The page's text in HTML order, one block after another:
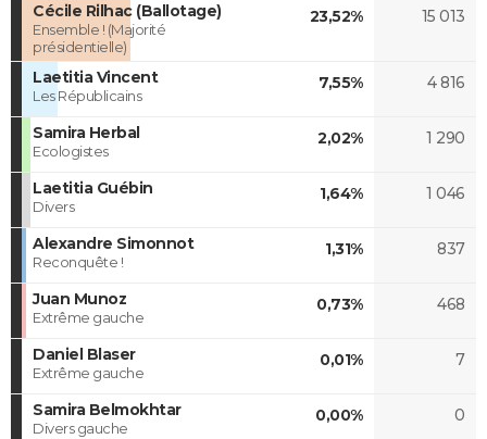
Cécile Rilhac (Ballotage)
Ensemble ! (Majorité
présidentielle)
23,52% 15 013
Laetitia Vincent
Les Républicains
7,55% 4 816
Samira Herbal
Ecologistes
2,02% 1 290
Laetitia Guébin
Divers
1,64% 1 046
Alexandre Simonnot
Reconquête !
1,31% 837
Juan Munoz
Extrême gauche
0,73% 468
Daniel Blaser
Extrême gauche
0,01% 7
Samira Belmokhtar
Divers gauche
0,00% 0